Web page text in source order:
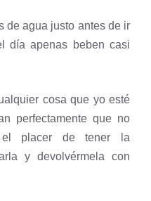
de agua justo antes de ir
día apenas beben casi
cosa que yo esté
perfectamente que no
placer de tener la
y devolvérmela con